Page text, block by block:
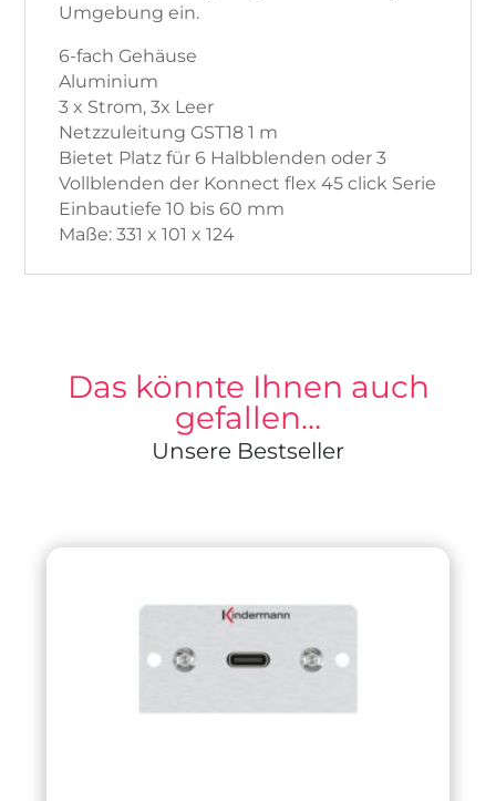
Umgebung ein.
6-fach Gehäuse
Aluminium
3 x Strom, 3x Leer
Netzzuleitung GST18 1 m
Bietet Platz für 6 Halbblenden oder 3
Vollblenden der Konnect flex 45 click Serie
Einbautiefe 10 bis 60 mm
Maße: 331 x 101 x 124
Das könnte Ihnen auch
gefallen…
Unsere Bestseller